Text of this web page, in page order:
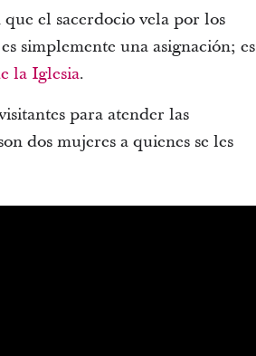
el sacerdocio vela por los
simplemente una asignación; es
la Iglesia.
para atender las
dos mujeres a quienes se les